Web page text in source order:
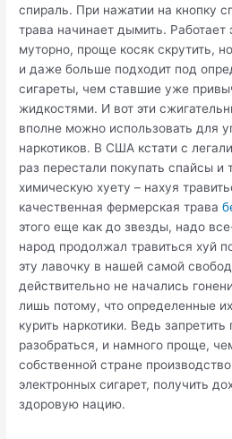
спираль. При нажатии на кнопку
трава начинает дымить. Работает
муторно, проще косяк скрутить,
и даже больше подходит под
сигареты, чем ставшие уже
жидкостями. И вот эти
вполне можно использовать для
наркотиков. В США кстати с
раз перестали покупать спайсы
химическую хуету – нахуя
качественная фермерская трава
этого еще как до звезды, надо
народ продолжал травиться хуй
эту лавочку в нашей самой
действительно не начались
лишь потому, что определенные
курить наркотики. Ведь
разобраться, и намного проще,
собственной стране
электронных сигарет, получить
здоровую нацию.